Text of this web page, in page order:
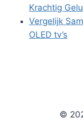
Krachtig
Vergelijk
OLED tv’s
©